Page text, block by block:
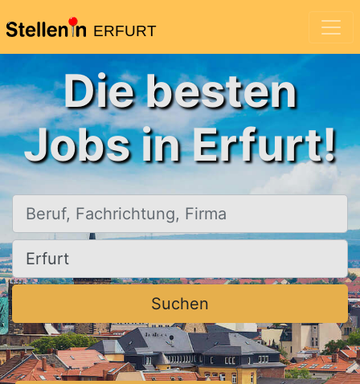
ERFURT
Die besten
Jobs in Erfurt!
Beruf, Fachrichtung, Firma
Ort, Stadt
Suchen